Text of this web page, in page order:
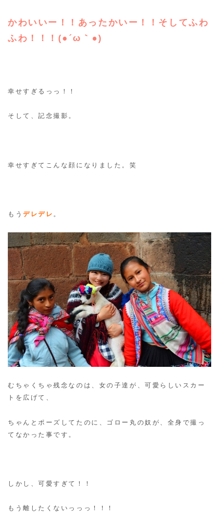
かわいいー！！あったかいー！！そしてふわ
ふわ！！！(●´ω｀●)
幸せすぎるっっ！！
そして、記念撮影。
幸せすぎてこんな顔になりました。笑
もうデレデレ 。
むちゃくちゃ残念なのは、女の子達が、可愛らしいスカー
トを広げて、
ちゃんとポーズしてたのに、ゴロー丸の奴が、全身で撮っ
てなかった事です。
しかし、可愛すぎて！！
もう離したくないっっっ！！！